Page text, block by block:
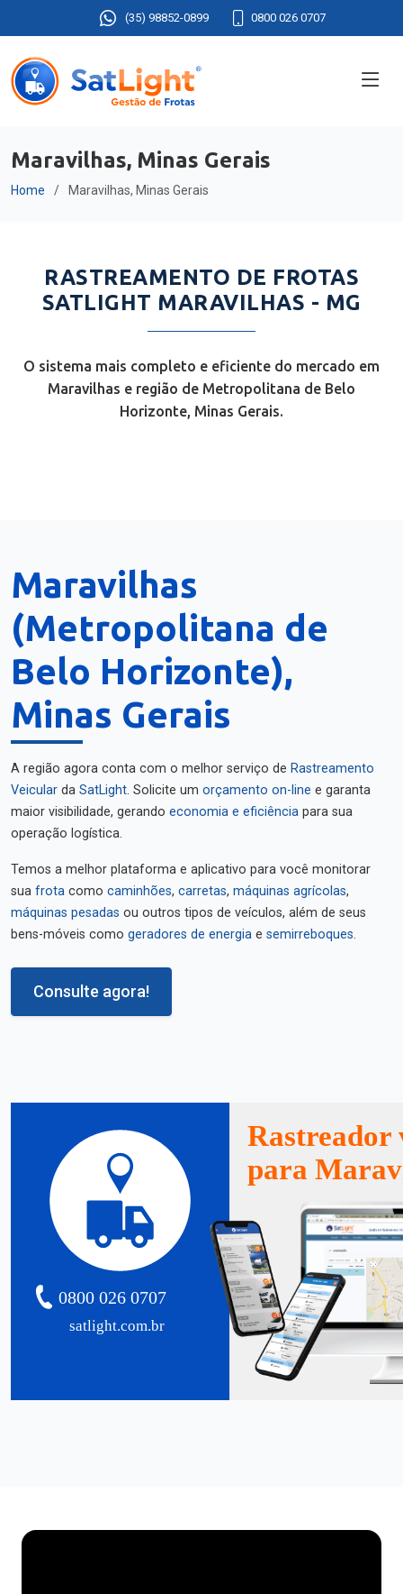
(35) 98852-0899 0800 026 0707
Maravilhas, Minas Gerais
Home Maravilhas, Minas Gerais
RASTREAMENTO DE FROTAS
SATLIGHT MARAVILHAS - MG
O sistema mais completo e eficiente do mercado em
Maravilhas e região de Metropolitana de Belo
Horizonte, Minas Gerais.
Maravilhas
(Metropolitana de
Belo Horizonte),
Minas Gerais
A região agora conta com o melhor serviço de Rastreamento
Veicular da SatLight. Solicite um orçamento on-line e garanta
maior visibilidade, gerando economia e eficiência para sua
operação logística.
Temos a melhor plataforma e aplicativo para você monitorar
sua frota como caminhões, carretas, máquinas agrícolas,
máquinas pesadas ou outros tipos de veículos, além de seus
bens-móveis como geradores de energia e semirreboques.
Consulte agora!
satlight.com.br
0800 026 0707
Rastreador
para